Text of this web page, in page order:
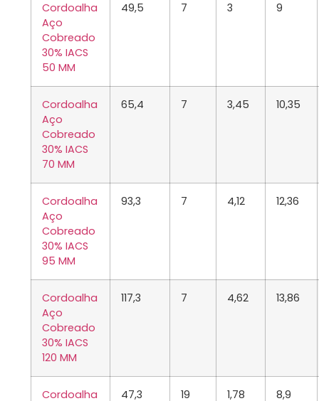
Cordoalha
Aço
Cobreado
30% IACS
50 MM
49,5 7 3 9
Cordoalha
Aço
Cobreado
30% IACS
70 MM
65,4 7 3,45 10,35
Cordoalha
Aço
Cobreado
30% IACS
95 MM
93,3 7 4,12 12,36
Cordoalha
Aço
Cobreado
30% IACS
120 MM
117,3 7 4,62 13,86
Cordoalha 47,3 19 1,78 8,9